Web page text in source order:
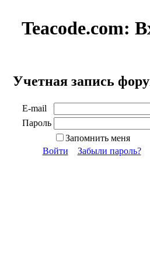
Teacode.com:
Учетная запись
E-mail
Пароль
Запомнить меня
Войти
Забыли пароль?